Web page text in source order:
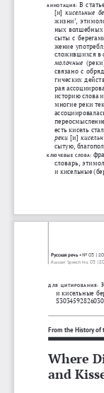
АННОТАЦИЯ: В статье
и кисельные
жизни’,
ных волшебных
сыты с
жение
сложившихся в
молочные (реки
связано с
гических
рая
историю слова
многие реки
переосмысление
есть кисель стал
реки
  [
и
сытую,
КЛЮЧЕВЫЕ СЛОВА:
словарь,
и кисельные (
Русская речь • No 03 |
Russian Speech No. 03
ДЛЯ ЦИТИРОВАНИЯ:
и кисельные
From the History of
Where
and